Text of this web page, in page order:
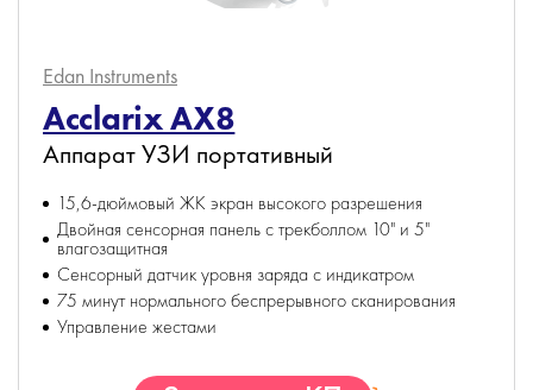
Edan Instruments
Acclarix AX8
Аппарат УЗИ портативный
15,6-дюймовый ЖК экран высокого разрешения
Двойная сенсорная панель с трекболлом 10" и 5"
влагозащитная
Сенсорный датчик уровня заряда с индикатром
75 минут нормального беспрерывного сканирования
Управление жестами